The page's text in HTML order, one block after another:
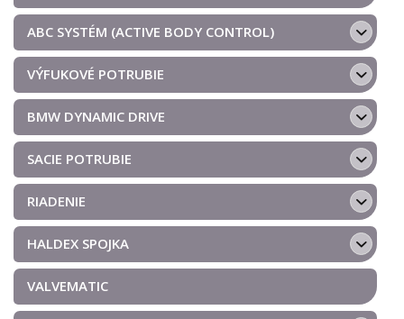
ABC SYSTÉM (ACTIVE BODY CONTROL)
VÝFUKOVÉ POTRUBIE
BMW DYNAMIC DRIVE
SACIE POTRUBIE
RIADENIE
HALDEX SPOJKA
VALVEMATIC